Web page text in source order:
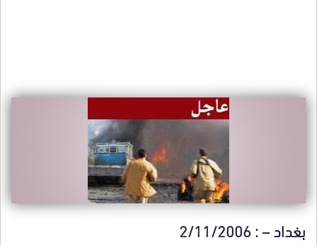
بغداد – : 2/11/2006